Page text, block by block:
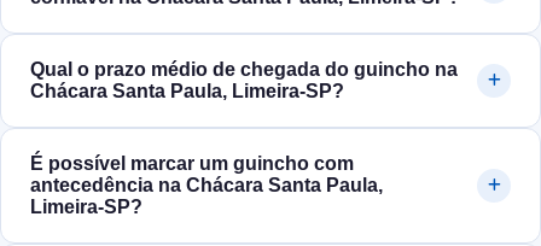
Qual o prazo médio de chegada do guincho na
Chácara Santa Paula, Limeira‑SP?
É possível marcar um guincho com
antecedência na Chácara Santa Paula,
Limeira‑SP?